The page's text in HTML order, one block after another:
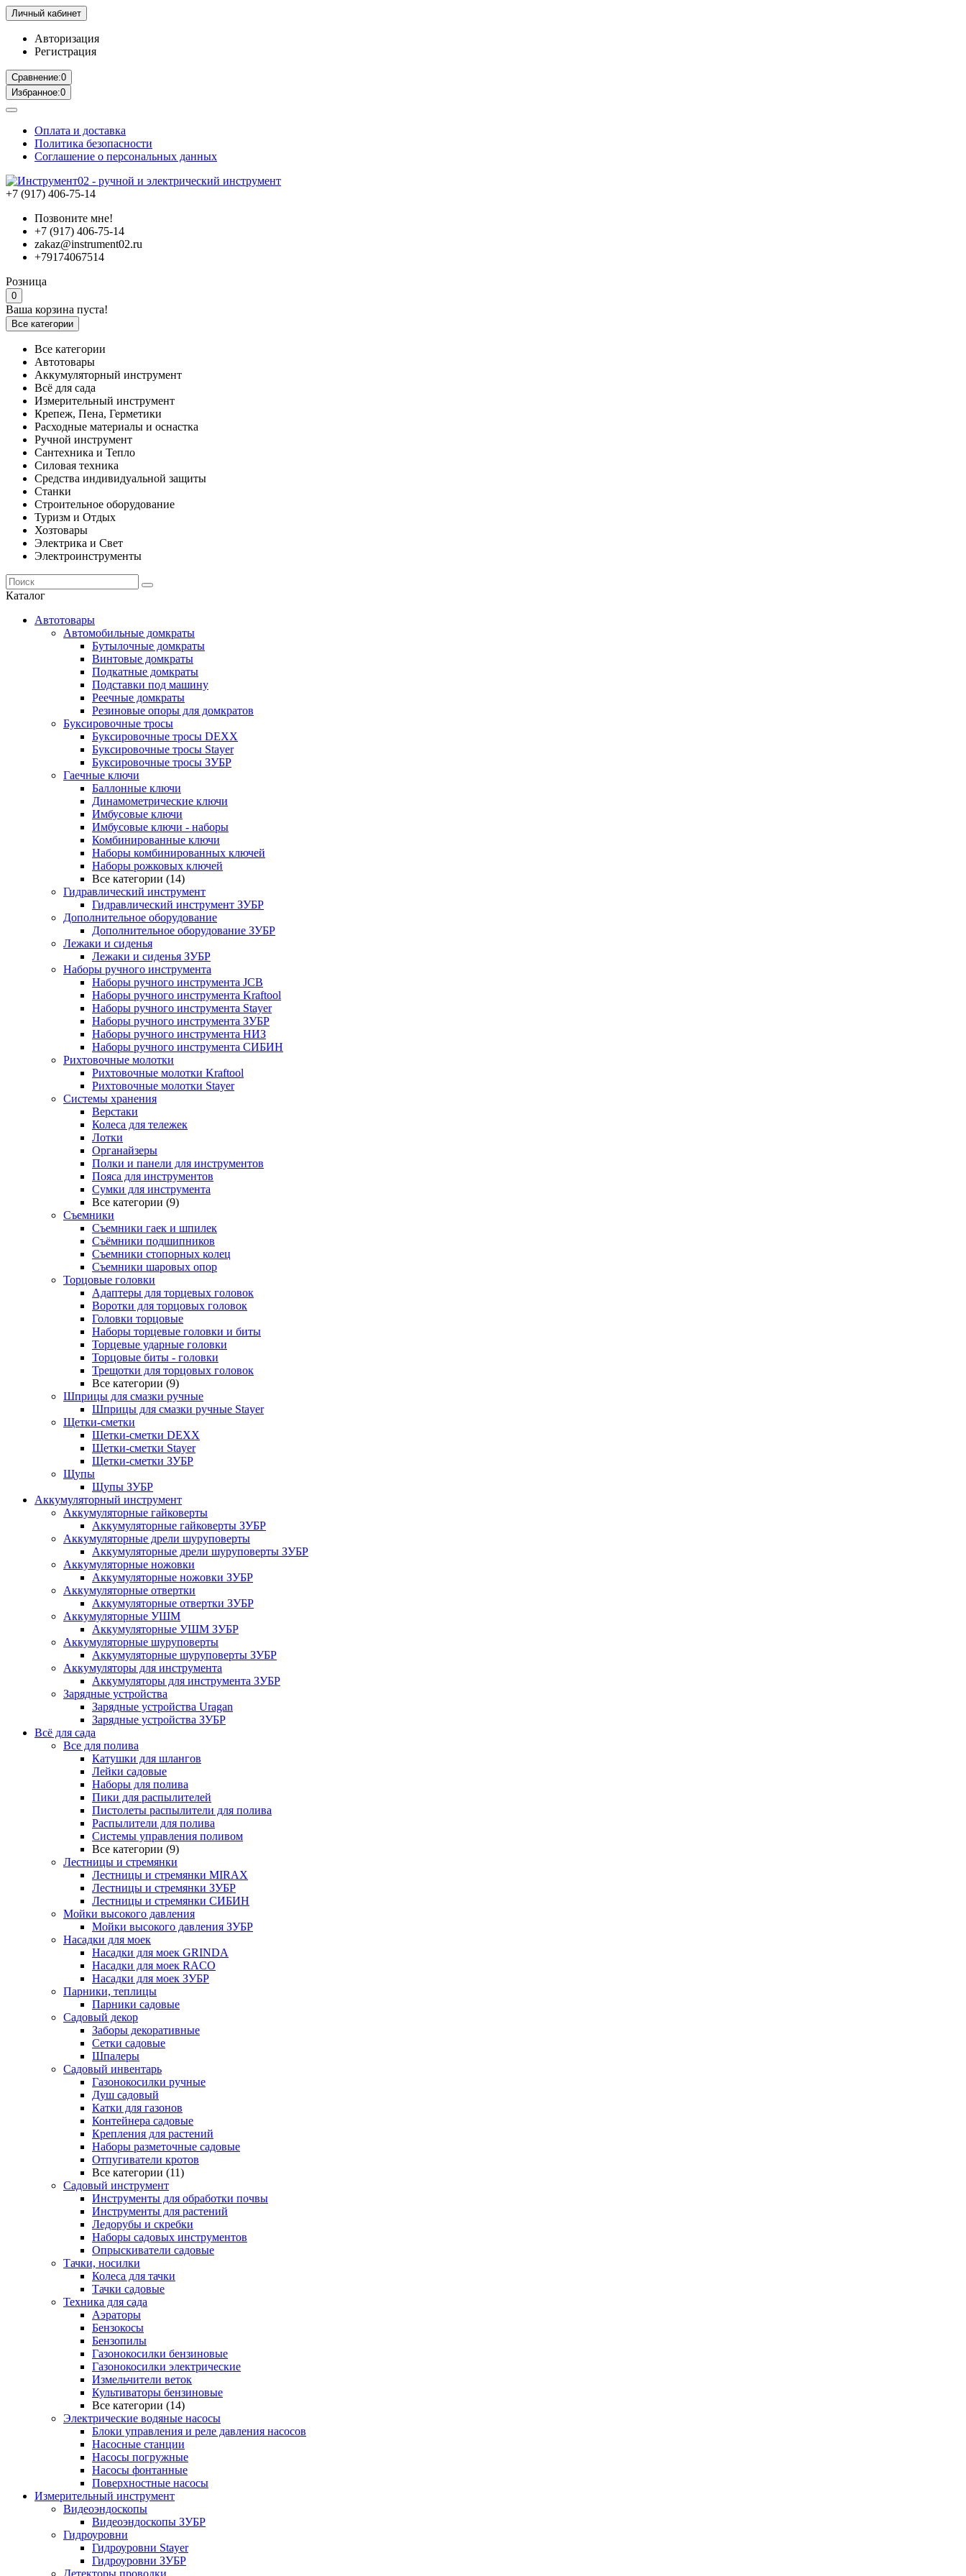
Личный кабинет
Авторизация
Регистрация
Сравнение:0
Избранное:0
Оплата и доставка
Политика безопасности
Соглашение о персональных данных
+7 (917) 406-75-14
Позвоните мне!
+7 (917) 406-75-14
zakaz@instrument02.ru
+79174067514
Розница
0
Ваша корзина пуста!
Все категории
Все категории
Автотовары
Аккумуляторный инструмент
Всё для сада
Измерительный инструмент
Крепеж, Пена, Герметики
Расходные материалы и оснастка
Ручной инструмент
Сантехника и Тепло
Силовая техника
Средства индивидуальной защиты
Станки
Строительное оборудование
Туризм и Отдых
Хозтовары
Электрика и Свет
Электроинструменты
Каталог
Автотовары
Автомобильные домкраты
Бутылочные домкраты
Винтовые домкраты
Подкатные домкраты
Подставки под машину
Реечные домкраты
Резиновые опоры для домкратов
Буксировочные тросы
Буксировочные тросы DEXX
Буксировочные тросы Stayer
Буксировочные тросы ЗУБР
Гаечные ключи
Баллонные ключи
Динамометрические ключи
Имбусовые ключи
Имбусовые ключи - наборы
Комбинированные ключи
Наборы комбинированных ключей
Наборы рожковых ключей
Все категории (14)
Гидравлический инструмент
Гидравлический инструмент ЗУБР
Дополнительное оборудование
Дополнительное оборудование ЗУБР
Лежаки и сиденья
Лежаки и сиденья ЗУБР
Наборы ручного инструмента
Наборы ручного инструмента JCB
Наборы ручного инструмента Kraftool
Наборы ручного инструмента Stayer
Наборы ручного инструмента ЗУБР
Наборы ручного инструмента НИЗ
Наборы ручного инструмента СИБИН
Рихтовочные молотки
Рихтовочные молотки Kraftool
Рихтовочные молотки Stayer
Системы хранения
Верстаки
Колеса для тележек
Лотки
Органайзеры
Полки и панели для инструментов
Пояса для инструментов
Сумки для инструмента
Все категории (9)
Съемники
Съемники гаек и шпилек
Съёмники подшипников
Съемники стопорных колец
Съемники шаровых опор
Торцовые головки
Адаптеры для торцевых головок
Воротки для торцовых головок
Головки торцовые
Наборы торцевые головки и биты
Торцевые ударные головки
Торцовые биты - головки
Трещотки для торцовых головок
Все категории (9)
Шприцы для смазки ручные
Шприцы для смазки ручные Stayer
Щетки-сметки
Щетки-сметки DEXX
Щетки-сметки Stayer
Щетки-сметки ЗУБР
Щупы
Щупы ЗУБР
Аккумуляторный инструмент
Аккумуляторные гайковерты
Аккумуляторные гайковерты ЗУБР
Аккумуляторные дрели шуруповерты
Аккумуляторные дрели шуруповерты ЗУБР
Аккумуляторные ножовки
Аккумуляторные ножовки ЗУБР
Аккумуляторные отвертки
Аккумуляторные отвертки ЗУБР
Аккумуляторные УШМ
Аккумуляторные УШМ ЗУБР
Аккумуляторные шуруповерты
Аккумуляторные шуруповерты ЗУБР
Аккумуляторы для инструмента
Аккумуляторы для инструмента ЗУБР
Зарядные устройства
Зарядные устройства Uragan
Зарядные устройства ЗУБР
Всё для сада
Все для полива
Катушки для шлангов
Лейки садовые
Наборы для полива
Пики для распылителей
Пистолеты распылители для полива
Распылители для полива
Системы управления поливом
Все категории (9)
Лестницы и стремянки
Лестницы и стремянки MIRAX
Лестницы и стремянки ЗУБР
Лестницы и стремянки СИБИН
Мойки высокого давления
Мойки высокого давления ЗУБР
Насадки для моек
Насадки для моек GRINDA
Насадки для моек RACO
Насадки для моек ЗУБР
Парники, теплицы
Парники садовые
Садовый декор
Заборы декоративные
Сетки садовые
Шпалеры
Садовый инвентарь
Газонокосилки ручные
Душ садовый
Катки для газонов
Контейнера садовые
Крепления для растений
Наборы разметочные садовые
Отпугиватели кротов
Все категории (11)
Садовый инструмент
Инструменты для обработки почвы
Инструменты для растений
Ледорубы и скребки
Наборы садовых инструментов
Опрыскиватели садовые
Тачки, носилки
Колеса для тачки
Тачки садовые
Техника для сада
Аэраторы
Бензокосы
Бензопилы
Газонокосилки бензиновые
Газонокосилки электрические
Измельчители веток
Культиваторы бензиновые
Все категории (14)
Электрические водяные насосы
Блоки управления и реле давления насосов
Насосные станции
Насосы погружные
Насосы фонтанные
Поверхностные насосы
Измерительный инструмент
Видеоэндоскопы
Видеоэндоскопы ЗУБР
Гидроуровни
Гидроуровни Stayer
Гидроуровни ЗУБР
Детекторы проводки